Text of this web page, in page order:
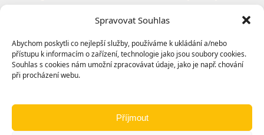
Spravovat Souhlas
Abychom poskytli co nejlepší služby, používáme k ukládání a/nebo
přístupu k informacím o zařízení, technologie jako jsou soubory cookies.
Souhlas s cookies nám umožní zpracovávat údaje, jako je např. chování
při procházení webu.
Příjmout
Certifikace ČSN EN ISO 50001:2019